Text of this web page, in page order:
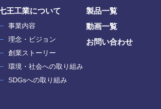
王工業について
事業内容
理念・ビジョン
創業ストーリー
環境・社会への取り組み
SDGsへの取り組み
製品一覧
動画一覧
お問い合わせ